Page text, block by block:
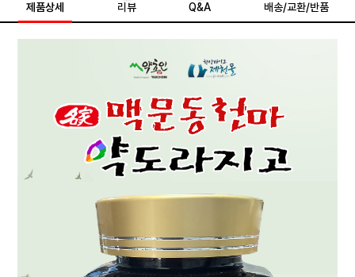
제품상세 리뷰 Q&A 배송/교환/반품